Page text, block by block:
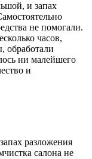
и запах
не помогали.
часов,
обработали
ни малейшего
и
разложения
салона не